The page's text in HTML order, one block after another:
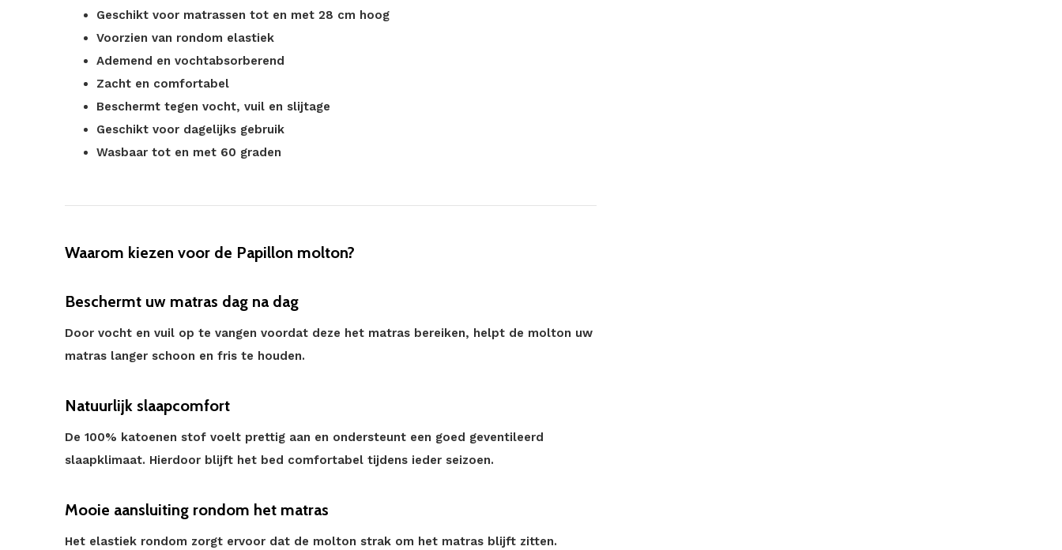
Geschikt voor matrassen tot en met 28 cm hoog
Voorzien van rondom elastiek
Ademend en vochtabsorberend
Zacht en comfortabel
Beschermt tegen vocht, vuil en slijtage
Geschikt voor dagelijks gebruik
Wasbaar tot en met 60 graden
Waarom kiezen voor de Papillon molton?
Beschermt uw matras dag na dag
Door vocht en vuil op te vangen voordat deze het matras bereiken, helpt de molton uw
matras langer schoon en fris te houden.
Natuurlijk slaapcomfort
De 100% katoenen stof voelt prettig aan en ondersteunt een goed geventileerd
slaapklimaat. Hierdoor blijft het bed comfortabel tijdens ieder seizoen.
Mooie aansluiting rondom het matras
Het elastiek rondom zorgt ervoor dat de molton strak om het matras blijft zitten.